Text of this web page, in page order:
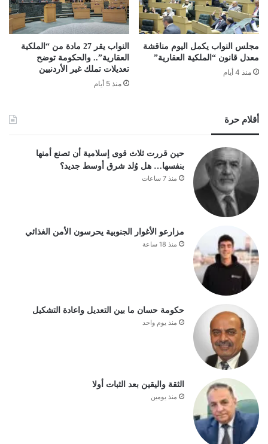
مجلس النواب يكمل اليوم مناقشة
معدل قانون “الملكية العقارية”
منذ 4 أيام
النواب يقر 27 مادة من “الملكية
العقارية”.. والحكومة توضح
تعديلات تملك غير الأردنيين
منذ 5 أيام
أقلام حرة
حين قررت ثلاث قوى إسلامية أن تصنع أمنها
بنفسها… هل وُلد شرق أوسط جديد؟
منذ 7 ساعات
مزارعو الأغوار الجنوبية يحرسون الأمن الغذائي
منذ 18 ساعة
حكومة حسان ما بين التعديل واعادة التشكيل
منذ يوم واحد
الثقة واليقين بعد الثبات أولا
منذ يومين